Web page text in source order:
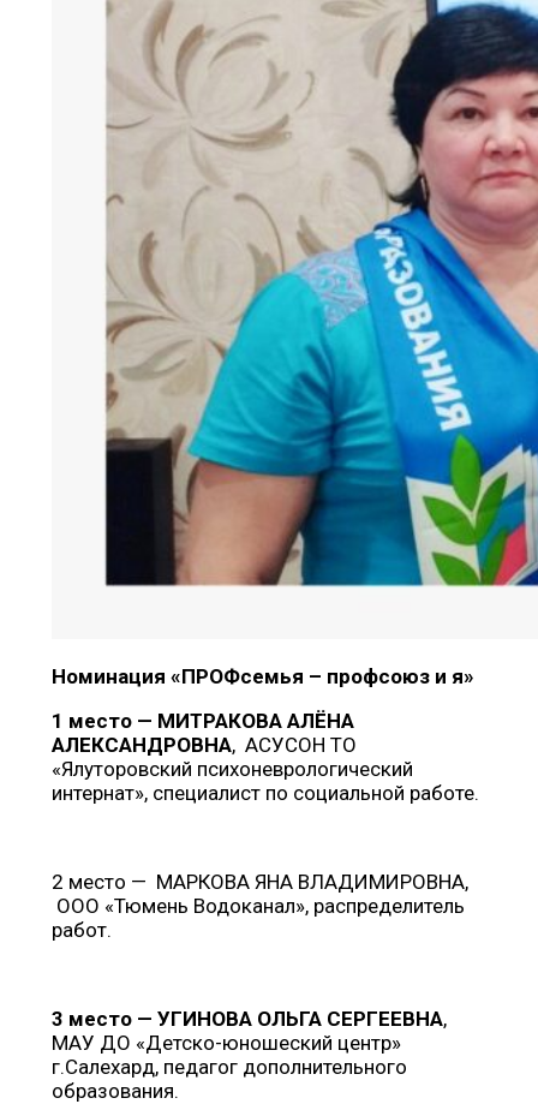
Номинация «ПРОФсемья – профсоюз и я»
1 место — МИТРАКОВА АЛЁНА
АЛЕКСАНДРОВНА, АСУСОН ТО
«Ялуторовский психоневрологический
интернат», специалист по социальной работе.
2 место — МАРКОВА ЯНА ВЛАДИМИРОВНА,
ООО «Тюмень Водоканал», распределитель
работ.
3 место — УГИНОВА ОЛЬГА СЕРГЕЕВНА,
МАУ ДО «Детско-юношеский центр»
г.Салехард, педагог дополнительного
образования.